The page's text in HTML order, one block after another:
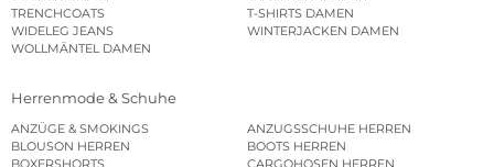
TRENCHCOATS
T-SHIRTS DAMEN
WIDELEG JEANS
WINTERJACKEN DAMEN
WOLLMÄNTEL DAMEN
Herrenmode & Schuhe
ANZÜGE & SMOKINGS
ANZUGSSCHUHE HERREN
BLOUSON HERREN
BOOTS HERREN
BOXERSHORTS
CARGOHOSEN HERREN